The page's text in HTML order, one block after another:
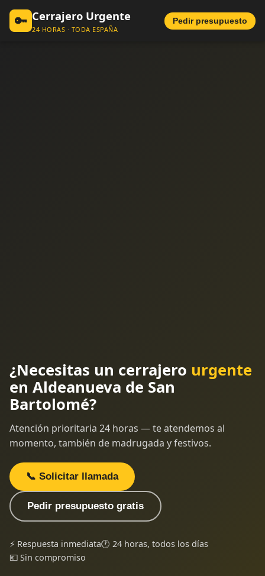
🔑 Cerrajero Urgente
24 HORAS · TODA ESPAÑA
Pedir presupuesto
¿Necesitas un cerrajero urgente
en Aldeanueva de San
Bartolomé?
Atención prioritaria 24 horas — te atendemos al
momento, también de madrugada y festivos.
📞 Solicitar llamada
Pedir presupuesto gratis
⚡ Respuesta inmediata🕐 24 horas, todos los días
💶 Sin compromiso